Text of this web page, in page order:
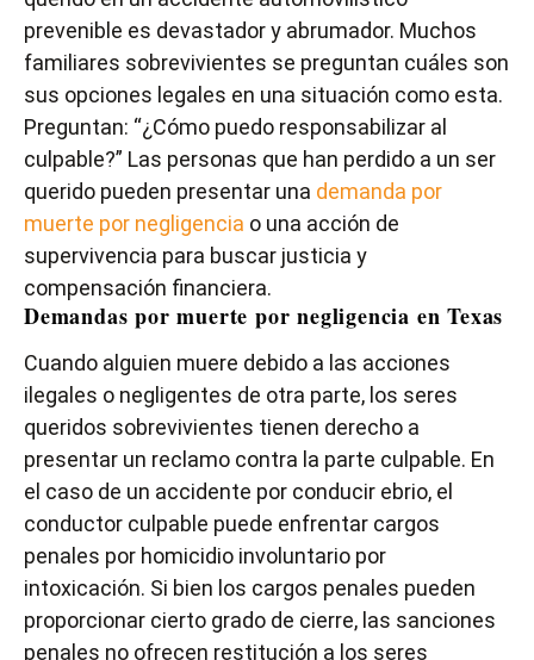
prevenible es devastador y abrumador. Muchos
familiares sobrevivientes se preguntan cuáles son
sus opciones legales en una situación como esta.
Preguntan: “¿Cómo puedo responsabilizar al
culpable?” Las personas que han perdido a un ser
querido pueden presentar una demanda por
muerte por negligencia o una acción de
supervivencia para buscar justicia y
compensación financiera.
Demandas por muerte por negligencia en Texas
Cuando alguien muere debido a las acciones
ilegales o negligentes de otra parte, los seres
queridos sobrevivientes tienen derecho a
presentar un reclamo contra la parte culpable. En
el caso de un accidente por conducir ebrio, el
conductor culpable puede enfrentar cargos
penales por homicidio involuntario por
intoxicación. Si bien los cargos penales pueden
proporcionar cierto grado de cierre, las sanciones
penales no ofrecen restitución a los seres